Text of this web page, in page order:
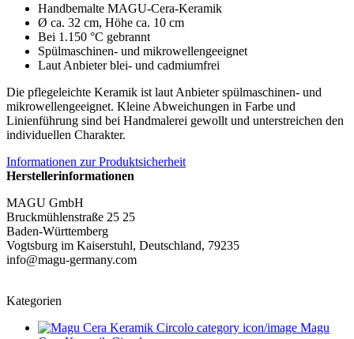
Handbemalte MAGU-Cera-Keramik
Ø ca. 32 cm, Höhe ca. 10 cm
Bei 1.150 °C gebrannt
Spülmaschinen- und mikrowellengeeignet
Laut Anbieter blei- und cadmiumfrei
Die pflegeleichte Keramik ist laut Anbieter spülmaschinen- und
mikrowellengeeignet. Kleine Abweichungen in Farbe und
Linienführung sind bei Handmalerei gewollt und unterstreichen den
individuellen Charakter.
Informationen zur Produktsicherheit
Herstellerinformationen
MAGU GmbH
Bruckmühlenstraße 25 25
Baden-Württemberg
Vogtsburg im Kaiserstuhl, Deutschland, 79235
info@magu-germany.com
Kategorien
Magu